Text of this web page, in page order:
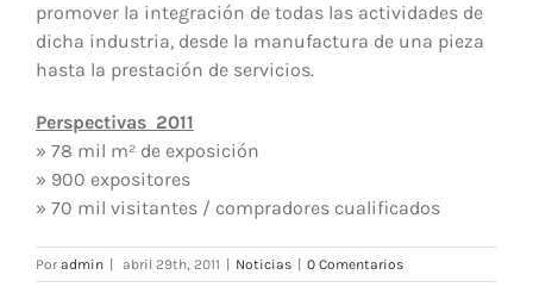
promover la integración de todas las actividades de
dicha industria, desde la manufactura de una pieza
hasta la prestación de servicios.
Perspectivas 2011
» 78 mil m² de exposición
» 900 expositores
» 70 mil visitantes / compradores cualificados
Poradmin abril 29th, 2011 Noticias 0 Comentarios